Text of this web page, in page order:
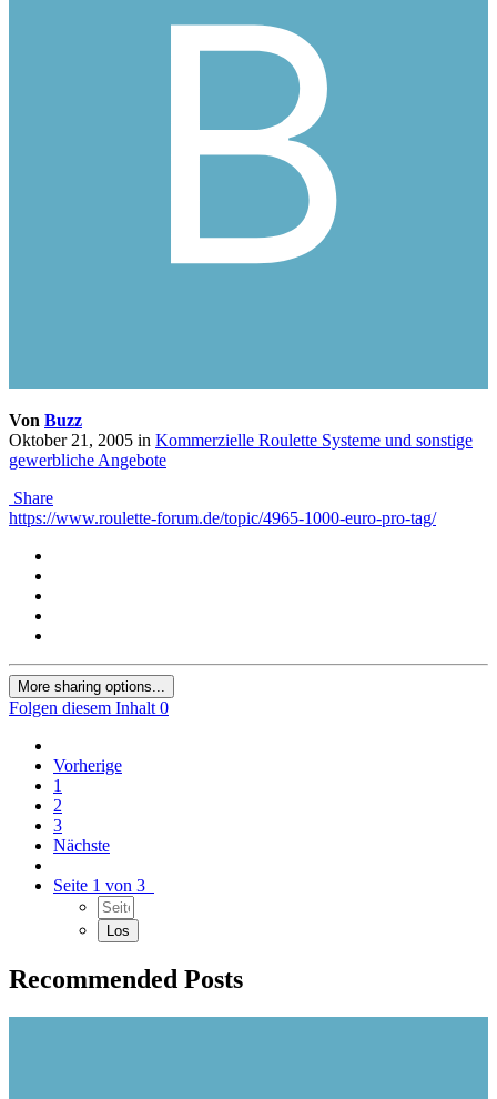
Von Buzz
Oktober 21, 2005 in Kommerzielle Roulette Systeme und sonstige
gewerbliche Angebote
Share
https://www.roulette-forum.de/topic/4965-1000-euro-pro-tag/
More sharing options...
Folgen diesem Inhalt 0
Vorherige
1
2
3
Nächste
Seite 1 von 3
Recommended Posts